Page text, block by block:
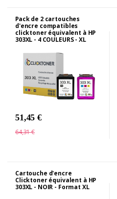
Pack de 2 cartouches
d'encre compatibles
clicktoner équivalent à HP
303XL - 4 COULEURS - XL
51,45 €
64,31 €
Cartouche d'encre
Clicktoner équivalent à HP
303XL - NOIR - Format XL